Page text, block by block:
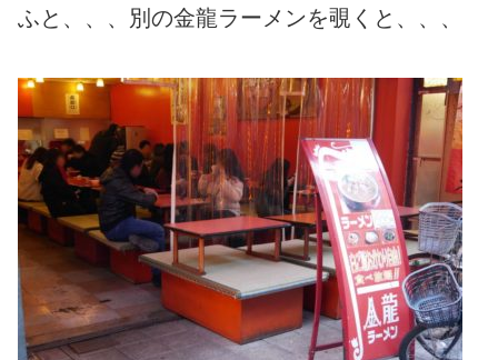
ふと、、、別の金龍ラーメンを覗くと、、、